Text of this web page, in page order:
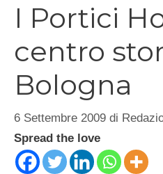
I Portici
centro
Bologna
6 Settembre 2009 di
Spread the love